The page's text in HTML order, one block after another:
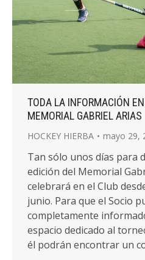
TODA LA INFORMACIÓN
MEMORIAL GABRIEL ARIAS
HOCKEY HIERBA mayo 29,
Tan sólo unos días para
edición del Memorial
celebrará en el Club
junio. Para que el Socio
completamente
espacio dedicado al
él podrán encontrar un